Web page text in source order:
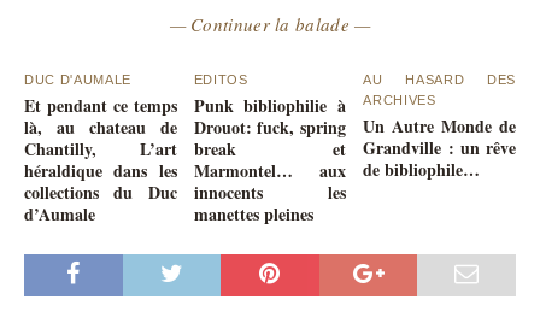
— Continuer la balade —
DUC D'AUMALE
Et pendant ce temps
là, au chateau de
Chantilly, L’art
héraldique dans les
collections du Duc
d’Aumale
EDITOS
Punk bibliophilie à
Drouot: fuck, spring
break et
Marmontel… aux
innocents les
manettes pleines
AU HASARD DES
ARCHIVES
Un Autre Monde de
Grandville : un rêve
de bibliophile…